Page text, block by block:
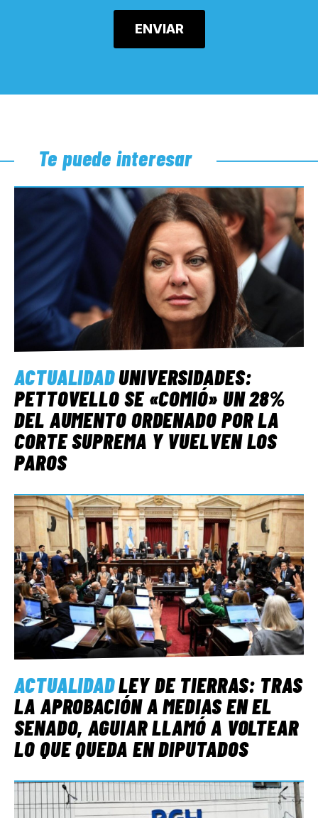
Te puede interesar
ACTUALIDADUNIVERSIDADES:
PETTOVELLO SE «COMIÓ» UN 28%
DEL AUMENTO ORDENADO POR LA
CORTE SUPREMA Y VUELVEN LOS
PAROS
ACTUALIDADLEY DE TIERRAS: TRAS
LA APROBACIÓN A MEDIAS EN EL
SENADO, AGUIAR LLAMÓ A VOLTEAR
LO QUE QUEDA EN DIPUTADOS